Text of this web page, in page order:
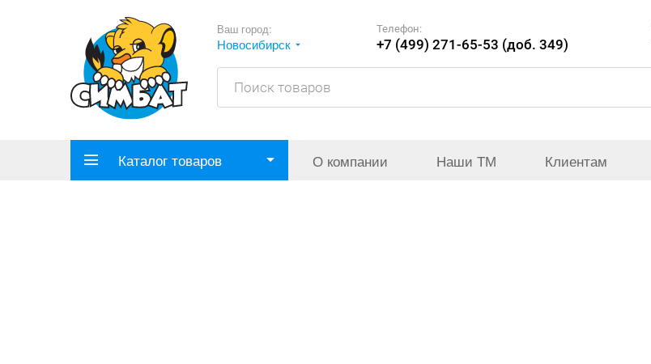
Ваш город:
Новосибирск
Телефон:
+7 (499) 271-65-53 (доб. 349)
Каталог товаров О компании Наши ТМ Клиентам